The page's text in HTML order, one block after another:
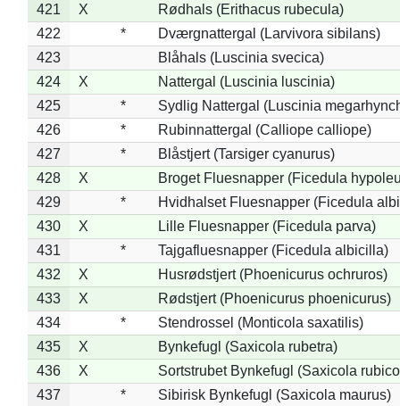
421
X
Rødhals (Erithacus rubecula)
422
*
Dværgnattergal (Larvivora sibilans)
423
Blåhals (Luscinia svecica)
424
X
Nattergal (Luscinia luscinia)
425
*
Sydlig Nattergal (Luscinia
426
*
Rubinnattergal (Calliope calliope)
427
*
Blåstjert (Tarsiger cyanurus)
428
X
Broget Fluesnapper (Ficedula
429
*
Hvidhalset Fluesnapper (Ficedula
430
X
Lille Fluesnapper (Ficedula parva)
431
*
Tajgafluesnapper (Ficedula albicilla)
432
X
Husrødstjert (Phoenicurus ochruros)
433
X
Rødstjert (Phoenicurus phoenicurus)
434
*
Stendrossel (Monticola saxatilis)
435
X
Bynkefugl (Saxicola rubetra)
436
X
Sortstrubet Bynkefugl (Saxicola
437
*
Sibirisk Bynkefugl (Saxicola maurus)